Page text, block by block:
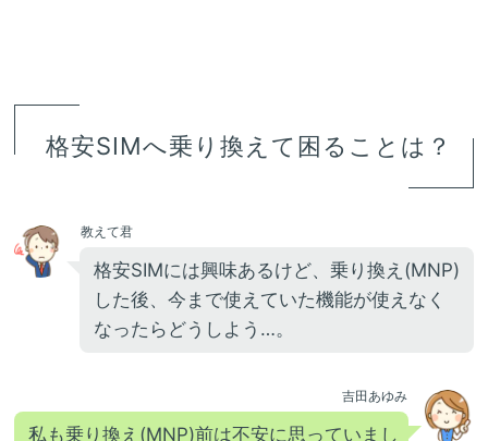
格安SIMへ乗り換えて困ることは？
教えて君
格安SIMには興味あるけど、乗り換え(MNP)
した後、今まで使えていた機能が使えなく
なったらどうしよう…。
吉田あゆみ
私も乗り換え(MNP)前は不安に思っていまし